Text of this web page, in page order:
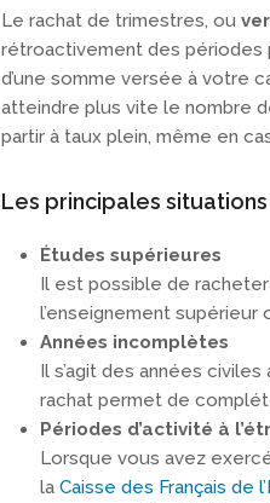
Le rachat de trimestres, ou
rétroactivement des périodes
d’une somme versée à votre
atteindre plus vite le nombre
partir à taux plein, même en
Les principales
Études supérieures
Il est possible de racheter
l’enseignement
Années incomplètes
Il s’agit des années
rachat permet de
Périodes d’activité à
Lorsque vous avez
la Caisse des Français de